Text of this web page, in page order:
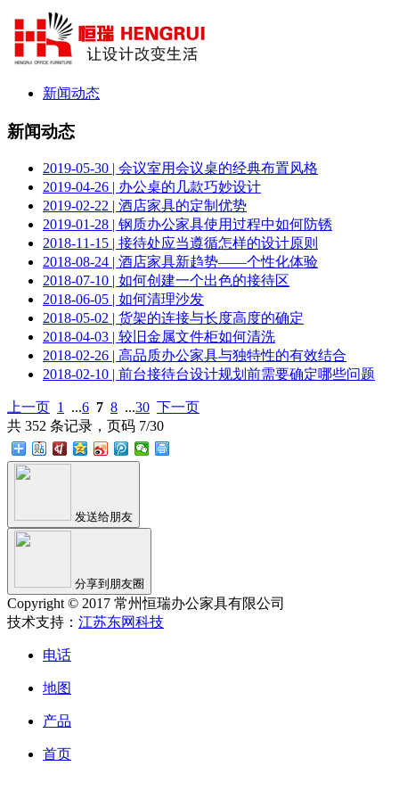
新闻动态
新闻动态
2019-05-30 | 会议室用会议桌的经典布置风格
2019-04-26 | 办公桌的几款巧妙设计
2019-02-22 | 酒店家具的定制优势
2019-01-28 | 钢质办公家具使用过程中如何防锈
2018-11-15 | 接待处应当遵循怎样的设计原则
2018-08-24 | 酒店家具新趋势——个性化体验
2018-07-10 | 如何创建一个出色的接待区
2018-06-05 | 如何清理沙发
2018-05-02 | 货架的连接与长度高度的确定
2018-04-03 | 较旧金属文件柜如何清洗
2018-02-26 | 高品质办公家具与独特性的有效结合
2018-02-10 | 前台接待台设计规划前需要确定哪些问题
上一页 1 ...6 7 8 ...30 下一页
共 352 条记录，页码 7/30
发送给朋友
分享到朋友圈
Copyright © 2017 常州恒瑞办公家具有限公司
技术支持： 江苏东网科技
电话
地图
产品
首页